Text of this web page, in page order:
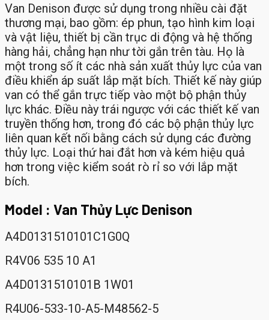
Van Denison được sử dụng trong nhiều cài đặt
thương mại, bao gồm: ép phun, tạo hình kim loại
và vật liệu, thiết bị cần trục di động và hệ thống
hàng hải, chẳng hạn như tời gắn trên tàu. Họ là
một trong số ít các nhà sản xuất thủy lực của van
điều khiển áp suất lắp mặt bích. Thiết kế này giúp
van có thể gắn trực tiếp vào một bộ phận thủy
lực khác. Điều này trái ngược với các thiết kế van
truyền thống hơn, trong đó các bộ phận thủy lực
liên quan kết nối bằng cách sử dụng các đường
thủy lực. Loại thứ hai đắt hơn và kém hiệu quả
hơn trong việc kiểm soát rò rỉ so với lắp mặt
bích.
Model : Van Thủy Lực Denison
A4D0131510101C1G0Q
R4V06 535 10 A1
A4D0131510101B 1W01
R4U06-533-10-A5-M48562-5